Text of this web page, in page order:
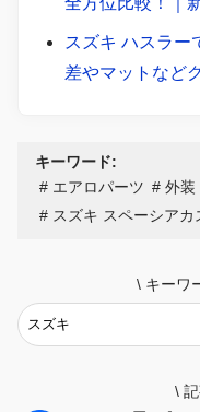
スズキ ハスラー
差やマットなど
キーワード:
エアロパーツ
外装
スズキ スペーシアカ
\ キーワ
\